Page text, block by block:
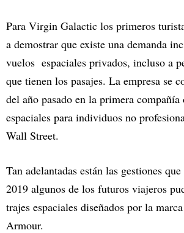
Para Virgin Galactic los primeros
a demostrar que existe una demanda
vuelos espaciales privados, incluso a
que tienen los pasajes. La empresa se
del año pasado en la primera compañía
espaciales para individuos no
Wall Street.
Tan adelantadas están las gestiones
2019 algunos de los futuros viajeros
trajes espaciales diseñados por la
Armour.